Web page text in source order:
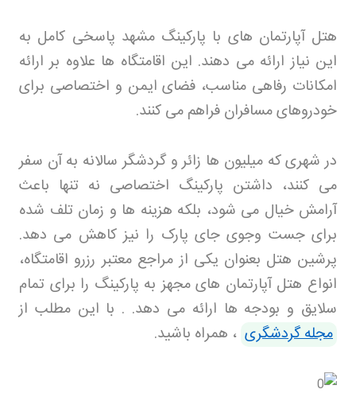
هتل آپارتمان های با پارکینگ مشهد پاسخی کامل به
این نیاز ارائه می دهند. این اقامتگاه ها علاوه بر ارائه
امکانات رفاهی مناسب، فضای ایمن و اختصاصی برای
خودروهای مسافران فراهم می کنند.
در شهری که میلیون ها زائر و گردشگر سالانه به آن سفر
می کنند، داشتن پارکینگ اختصاصی نه تنها باعث
آرامش خیال می شود، بلکه هزینه ها و زمان تلف شده
برای جست وجوی جای پارک را نیز کاهش می دهد.
پرشین هتل بعنوان یکی از مراجع معتبر رزرو اقامتگاه،
انواع هتل آپارتمان های مجهز به پارکینگ را برای تمام
سلایق و بودجه ها ارائه می دهد. . با این مطلب از
مجله گردشگری ، همراه باشید.